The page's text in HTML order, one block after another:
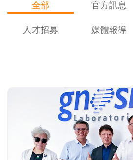
全部 官方訊息
人才招募 媒體報導